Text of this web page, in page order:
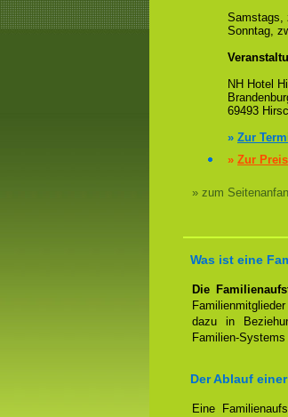
Samstags,
Sonntag,
NH Hotel
69493
» Zur
» Zur
» zum
Was ist eine
Die
dazu in
Familien-
Der Ablauf
Eine